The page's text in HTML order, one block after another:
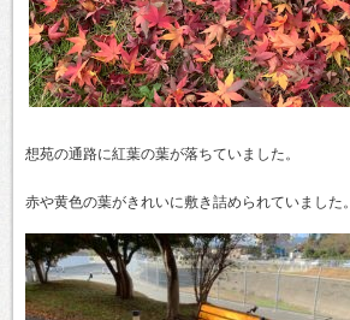
想苑の通路に紅葉の葉が落ちていました。
赤や黄色の葉がきれいに敷き詰められていました。